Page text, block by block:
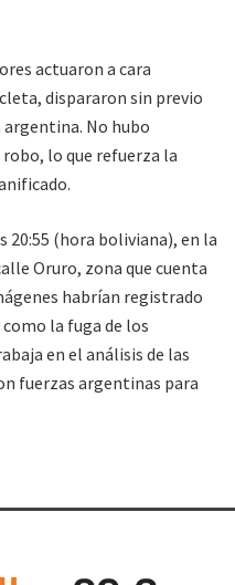
actuaron a cara
dispararon sin previo
No hubo
lo que refuerza la
20:55 (hora boliviana), en la
Oruro, zona que cuenta
habrían registrado
la fuga de los
en el análisis de las
fuerzas argentinas para